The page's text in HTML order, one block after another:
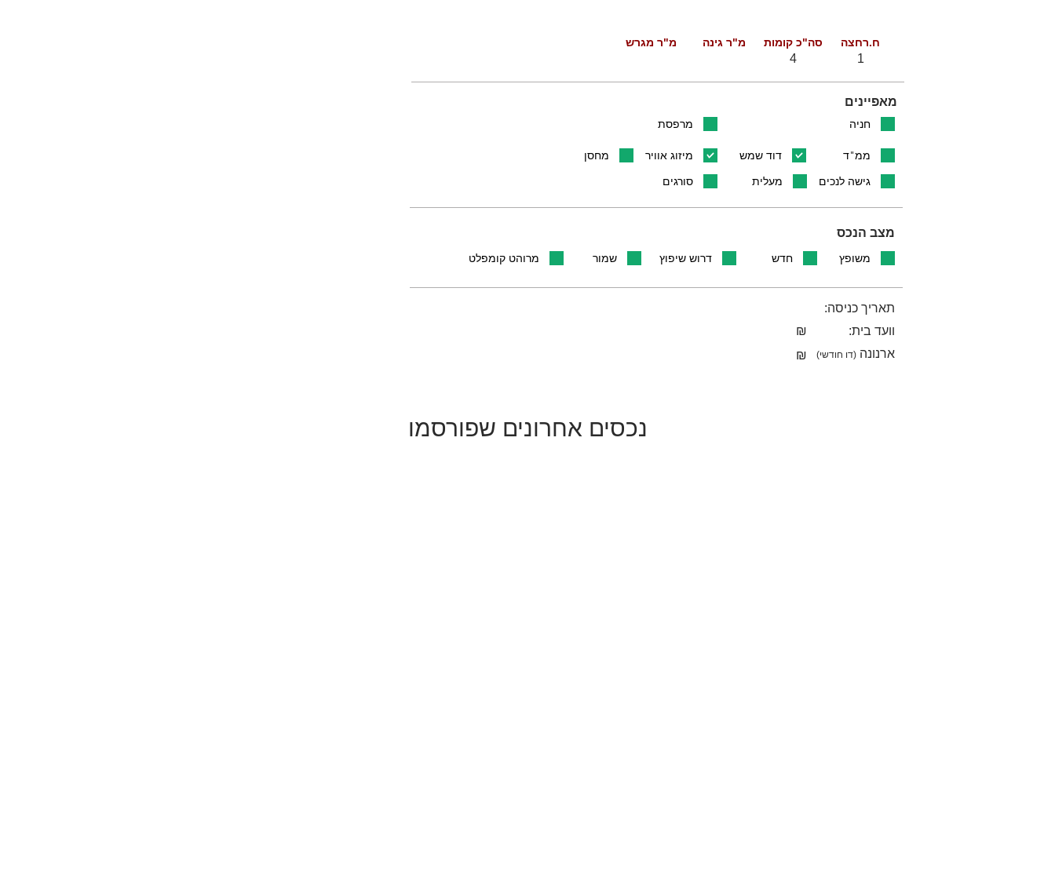
מ"ר מגרש מ"ר גינה סה"כ קומות ח.רחצה
4 1
מאפיינים
מרפסת חניה
מחסן מיזוג אוויר דוד שמש
ממ"ד
סורגים
מעלית גישה לנכים
מצב הנכס
מרוהט קומפלט שמור דרוש שיפוץ חדש משופץ
תאריך כניסה:
₪
וועד בית:
₪
ארנונה (דו חודשי)
נכסים אחרונים שפורסמו